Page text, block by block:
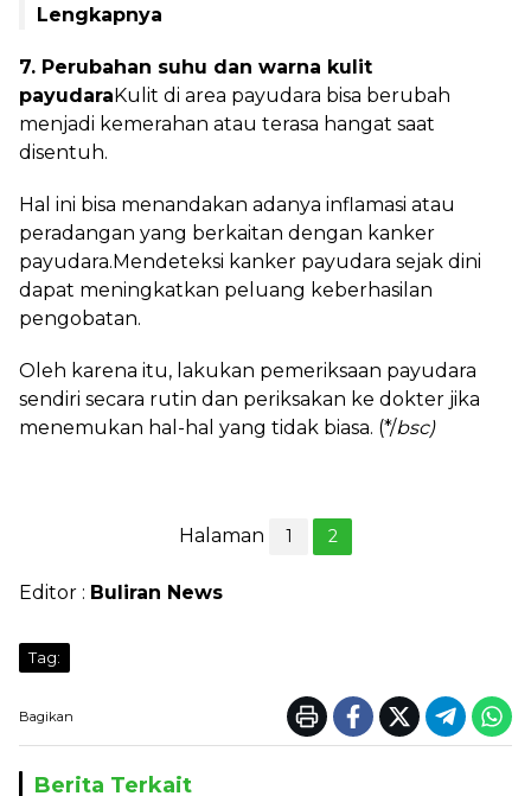
Lengkapnya
7. Perubahan suhu dan warna kulit
payudara Kulit di area payudara bisa berubah
menjadi kemerahan atau terasa hangat saat
disentuh.
Hal ini bisa menandakan adanya inflamasi atau
peradangan yang berkaitan dengan kanker
payudara.Mendeteksi kanker payudara sejak dini
dapat meningkatkan peluang keberhasilan
pengobatan.
Oleh karena itu, lakukan pemeriksaan payudara
sendiri secara rutin dan periksakan ke dokter jika
menemukan hal-hal yang tidak biasa. (*/bsc)
Halaman 1 2
Editor : Buliran News
Tag:
Bagikan
Berita Terkait